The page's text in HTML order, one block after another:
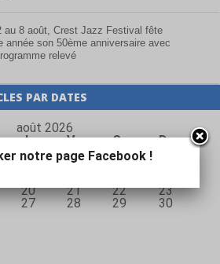
au 8 août, Crest Jazz Festival fête
année son 50ème anniversaire avec
relevé
PAR DATES
août 2026
J V S
D
1
6 7 8
20 21 22
23
27 28 29
30
notre page Facebook !